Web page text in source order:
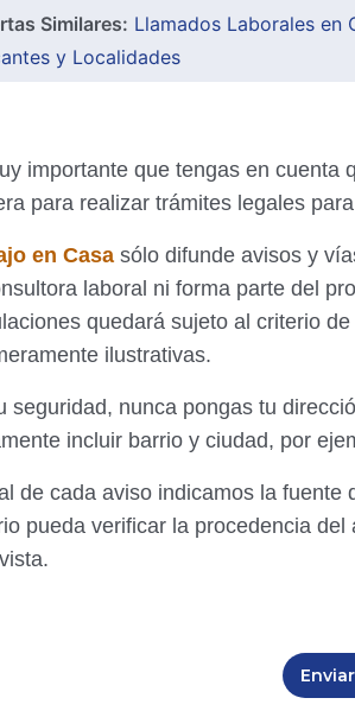
Similares: Llamados Laborales en
y Localidades
importante que tengas en cuenta
para realizar trámites legales
en Casa sólo difunde avisos y
laboral ni forma parte del
quedará sujeto al criterio
ilustrativas.
seguridad, nunca pongas tu
incluir barrio y ciudad, por
de cada aviso indicamos la
pueda verificar la procedencia